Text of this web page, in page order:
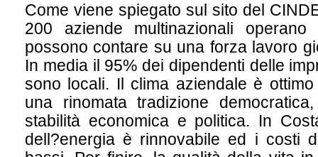
Come viene spiegato sul sito del
200 aziende multinazionali
possono contare su una forza lavoro
In media il 95% dei dipendenti delle
sono locali. Il clima aziendale è
una rinomata tradizione
stabilità economica e politica. In
dell?energia è rinnovabile ed i costi